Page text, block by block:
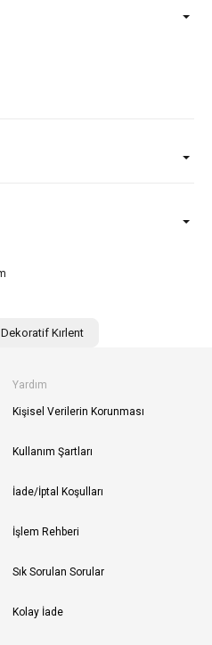
Dekoratif Kırlent
Yardım
Kişisel Verilerin Korunması
Kullanım Şartları
İade/İptal Koşulları
İşlem Rehberi
Sık Sorulan Sorular
Kolay İade